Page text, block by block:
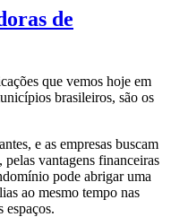
de
que vemos hoje em
brasileiros, são os
e as empresas buscam
vantagens financeiras
pode abrigar uma
ao mesmo tempo nas
espaços.